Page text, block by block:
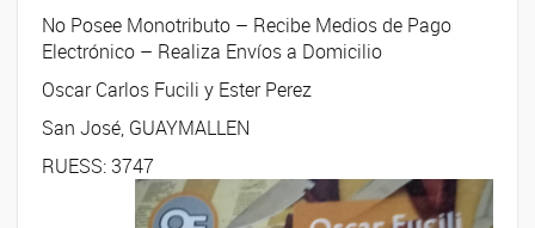
No Posee Monotributo – Recibe Medios de Pago
Electrónico – Realiza Envíos a Domicilio
Oscar Carlos Fucili y Ester Perez
San José, GUAYMALLEN
RUESS: 3747